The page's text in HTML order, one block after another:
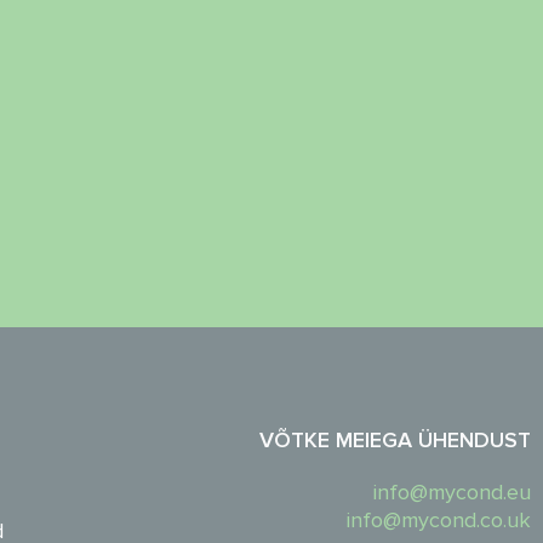
VÕTKE MEIEGA ÜHENDUST
info@mycond.eu
info@mycond.co.uk